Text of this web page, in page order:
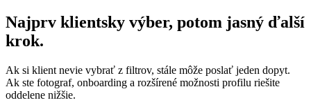
Najprv klientsky výber, potom jasný ďalší
krok.
Ak si klient nevie vybrať z filtrov, stále môže poslať jeden dopyt.
Ak ste fotograf, onboarding a rozšírené možnosti profilu riešite
oddelene nižšie.